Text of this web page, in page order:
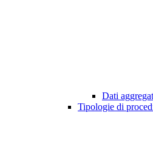
Dati
Tipologie di